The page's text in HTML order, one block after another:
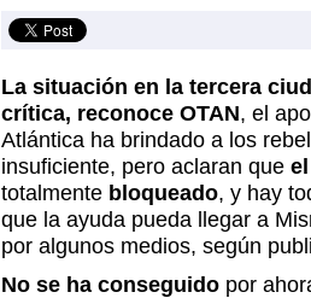
La situación en la tercera
crítica, reconoce OTAN, el
Atlántica ha brindado a los
insuficiente, pero aclaran que
totalmente bloqueado, y hay
que la ayuda pueda llegar a
por algunos medios, según
No se ha conseguido por